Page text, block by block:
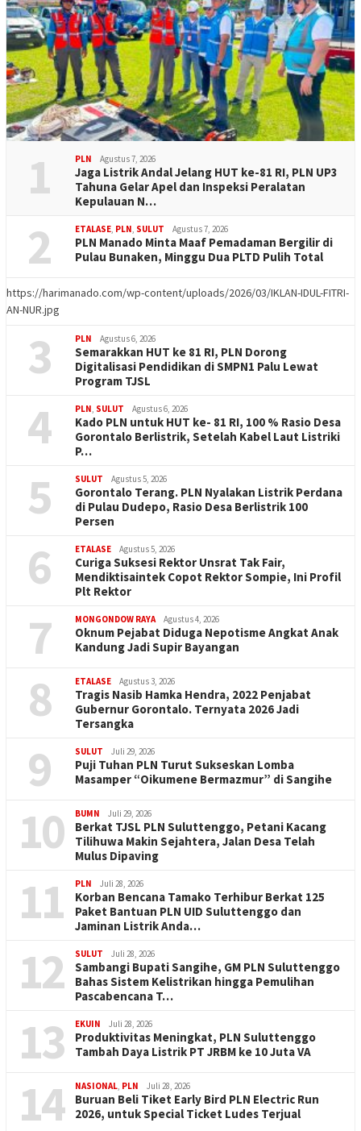
1 PLN Agustus 7, 2026
Jaga Listrik Andal Jelang HUT ke-81 RI, PLN UP3
Tahuna Gelar Apel dan Inspeksi Peralatan
Kepulauan N…
2 ETALASE, PLN, SULUT Agustus 7, 2026
PLN Manado Minta Maaf Pemadaman Bergilir di
Pulau Bunaken, Minggu Dua PLTD Pulih Total
https://harimanado.com/wp-content/uploads/2026/03/IKLAN-IDUL-FITRI-
AN-NUR.jpg
3 PLN Agustus 6, 2026
Semarakkan HUT ke 81 RI, PLN Dorong
Digitalisasi Pendidikan di SMPN1 Palu Lewat
Program TJSL
4 PLN, SULUT Agustus 6, 2026
Kado PLN untuk HUT ke- 81 RI, 100 % Rasio Desa
Gorontalo Berlistrik, Setelah Kabel Laut Listriki
P…
5 SULUT Agustus 5, 2026
Gorontalo Terang. PLN Nyalakan Listrik Perdana
di Pulau Dudepo, Rasio Desa Berlistrik 100
Persen
6 ETALASE Agustus 5, 2026
Curiga Suksesi Rektor Unsrat Tak Fair,
Mendiktisaintek Copot Rektor Sompie, Ini Profil
Plt Rektor
7 MONGONDOW RAYA Agustus 4, 2026
Oknum Pejabat Diduga Nepotisme Angkat Anak
Kandung Jadi Supir Bayangan
8 ETALASE Agustus 3, 2026
Tragis Nasib Hamka Hendra, 2022 Penjabat
Gubernur Gorontalo. Ternyata 2026 Jadi
Tersangka
9 SULUT Juli 29, 2026
Puji Tuhan PLN Turut Sukseskan Lomba
Masamper “Oikumene Bermazmur” di Sangihe
10 BUMN Juli 29, 2026
Berkat TJSL PLN Suluttenggo, Petani Kacang
Tilihuwa Makin Sejahtera, Jalan Desa Telah
Mulus Dipaving
11 PLN Juli 28, 2026
Korban Bencana Tamako Terhibur Berkat 125
Paket Bantuan PLN UID Suluttenggo dan
Jaminan Listrik Anda…
12 SULUT Juli 28, 2026
Sambangi Bupati Sangihe, GM PLN Suluttenggo
Bahas Sistem Kelistrikan hingga Pemulihan
Pascabencana T…
13 EKUIN Juli 28, 2026
Produktivitas Meningkat, PLN Suluttenggo
Tambah Daya Listrik PT JRBM ke 10 Juta VA
14 NASIONAL, PLN Juli 28, 2026
Buruan Beli Tiket Early Bird PLN Electric Run
2026, untuk Special Ticket Ludes Terjual